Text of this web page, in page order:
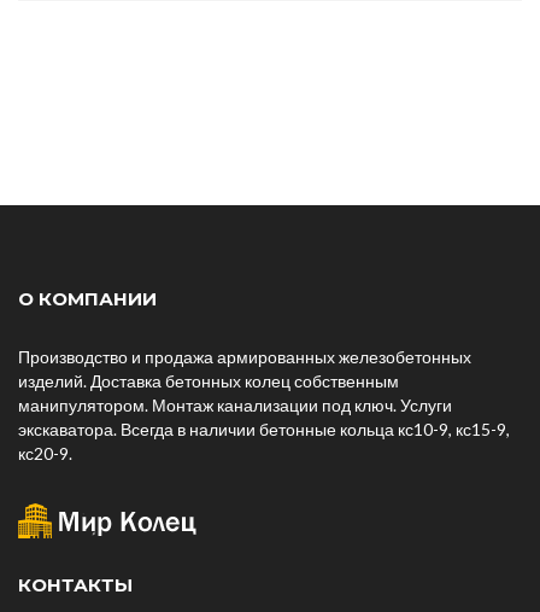
О КОМПАНИИ
Производство и продажа армированных железобетонных
изделий. Доставка бетонных колец собственным
манипулятором. Монтаж канализации под ключ. Услуги
экскаватора. Всегда в наличии бетонные кольца кс10-9, кс15-9,
кс20-9.
КОНТАКТЫ